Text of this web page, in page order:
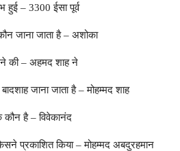
हुई – 3300 ईसा पूर्व
जाना जाता है – अशोका
की – अहमद शाह ने
जाना जाता है – मोहम्मद शाह
है – विवेकानंद
प्रकाशित किया – मोहम्मद अबदुरहमान